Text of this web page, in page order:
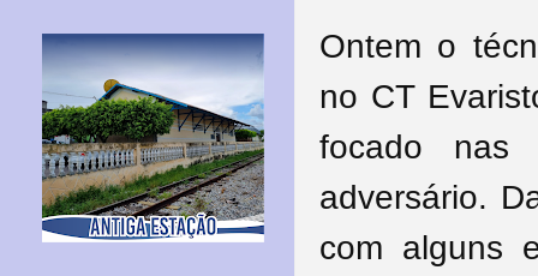
Ontem o
no CT
focado nas
adversário.
com alguns